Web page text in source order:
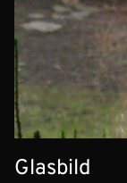
Glasbild